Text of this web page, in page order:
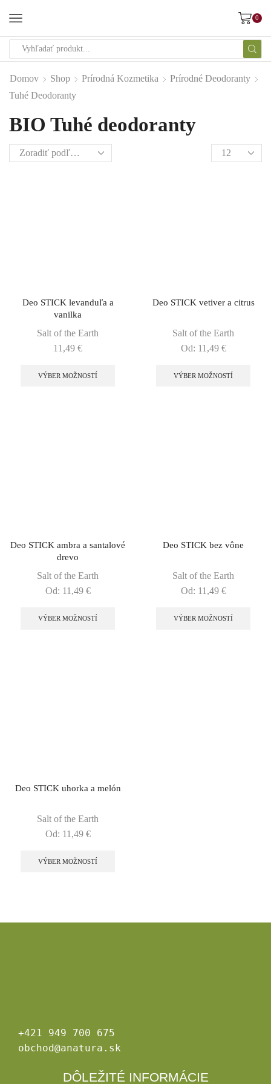
0
Domov Shop Prírodná Kozmetika
Prírodné Deodoranty
Tuhé Deodoranty
BIO Tuhé deodoranty
Deo STICK levanduľa a
vanilka
Salt of the Earth
11,49 €
VÝBER MOŽNOSTÍ
Deo STICK vetiver a citrus
Salt of the Earth
Od: 11,49 €
VÝBER MOŽNOSTÍ
Deo STICK ambra a santalové
drevo
Salt of the Earth
Od: 11,49 €
VÝBER MOŽNOSTÍ
Deo STICK bez vône
Salt of the Earth
Od: 11,49 €
VÝBER MOŽNOSTÍ
Deo STICK uhorka a melón
Salt of the Earth
Od: 11,49 €
VÝBER MOŽNOSTÍ
+421 949 700 675
obchod@anatura.sk
DÔLEŽITÉ INFORMÁCIE